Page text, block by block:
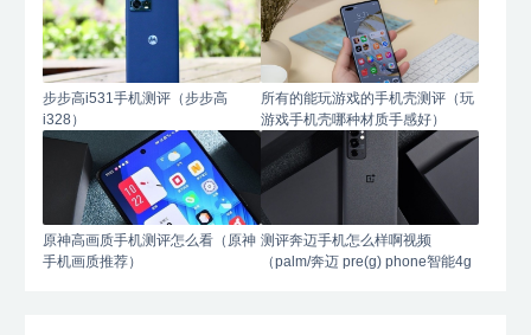
步步高i531手机测评（步步高
i328）
所有的能玩游戏的手机壳测评（玩
游戏手机壳哪种材质手感好）
原神高画质手机测评怎么看（原神
手机画质推荐）
测评奔迈手机怎么样啊视频
（palm/奔迈 pre(g) phone智能4g